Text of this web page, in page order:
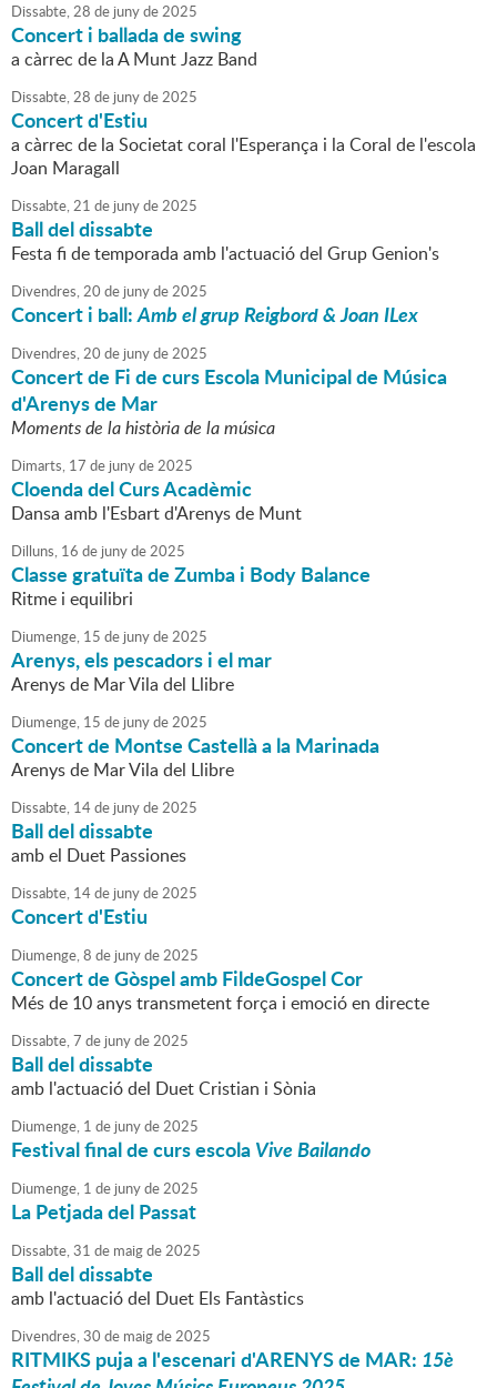
Dissabte,28 de junyde2025
Concert i ballada de swing
a càrrec de la A Munt Jazz Band
Dissabte,28 de junyde2025
Concert d'Estiu
a càrrec de la Societat coral l'Esperança i la Coral de l'escola
Joan Maragall
Dissabte,21 de junyde2025
Ball del dissabte
Festa fi de temporada amb l'actuació del Grup Genion's
Divendres,20 de junyde2025
Concert i ball:Amb el grup Reigbord & Joan ILex
Divendres,20 de junyde2025
Concert de Fi de curs Escola Municipal de Música
d'Arenys de Mar
Moments de la història de la música
Dimarts, 17 de junyde2025
Cloenda del Curs Acadèmic
Dansa amb l'Esbart d'Arenys de Munt
Dilluns, 16 de junyde2025
Classe gratuïta de Zumba i Body Balance
Ritme i equilibri
Diumenge, 15 de junyde2025
Arenys, els pescadors i el mar
Arenys de Mar Vila del Llibre
Diumenge, 15 de junyde2025
Concert de Montse Castellà a la Marinada
Arenys de Mar Vila del Llibre
Dissabte, 14de junyde2025
Ball del dissabte
amb el Duet Passiones
Dissabte, 14de junyde2025
Concert d'Estiu
Diumenge,8 de junyde2025
Concert de Gòspel amb FildeGospel Cor
Més de 10 anys transmetent força i emoció en directe
Dissabte,7 de junyde2025
Ball del dissabte
amb l'actuació del Duet Cristian i Sònia
Diumenge, 1 de junyde2025
Festival final de curs escolaVive Bailando
Diumenge, 1 de junyde2025
La Petjada del Passat
Dissabte,31 de maigde2025
Ball del dissabte
amb l'actuació del Duet Els Fantàstics
Divendres,30 de maigde2025
RITMIKS puja a l'escenari d'ARENYS de MAR: 15è